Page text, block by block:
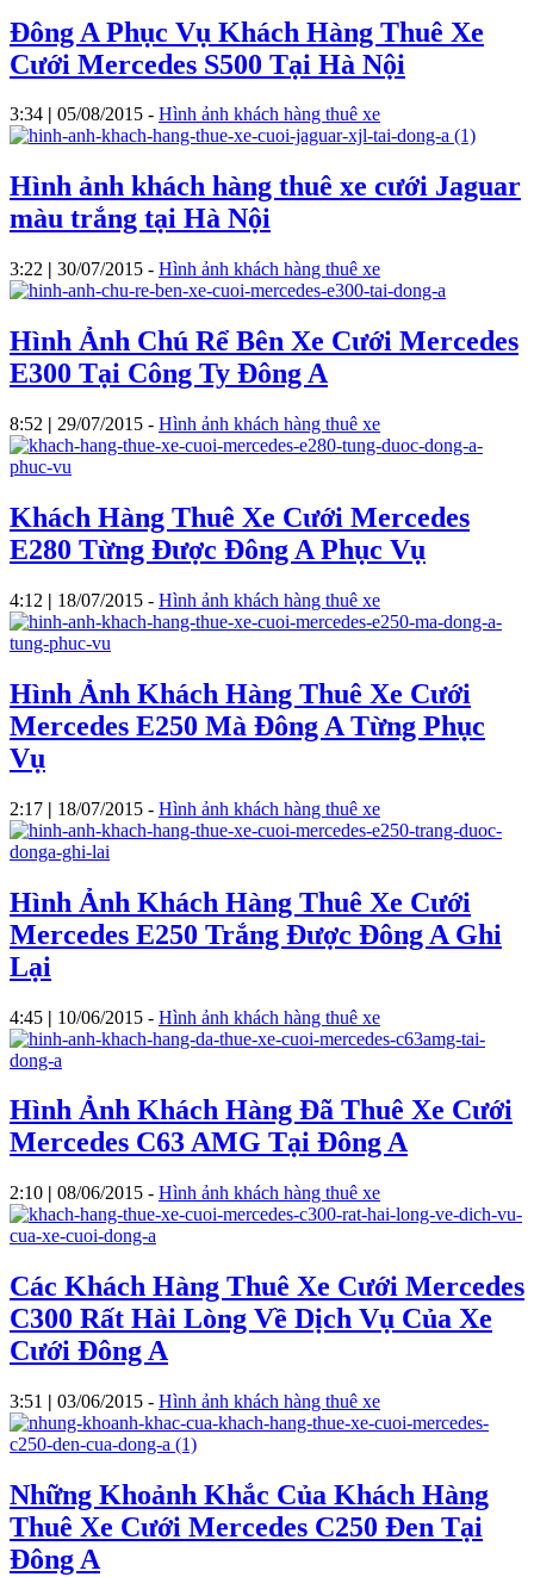
Đông A Phục Vụ Khách Hàng Thuê Xe
Cưới Mercedes S500 Tại Hà Nội
3:34 | 05/08/2015 - Hình ảnh khách hàng thuê xe
Hình ảnh khách hàng thuê xe cưới Jaguar
màu trắng tại Hà Nội
3:22 | 30/07/2015 - Hình ảnh khách hàng thuê xe
Hình Ảnh Chú Rể Bên Xe Cưới Mercedes
E300 Tại Công Ty Đông A
8:52 | 29/07/2015 - Hình ảnh khách hàng thuê xe
Khách Hàng Thuê Xe Cưới Mercedes
E280 Từng Được Đông A Phục Vụ
4:12 | 18/07/2015 - Hình ảnh khách hàng thuê xe
Hình Ảnh Khách Hàng Thuê Xe Cưới
Mercedes E250 Mà Đông A Từng Phục
Vụ
2:17 | 18/07/2015 - Hình ảnh khách hàng thuê xe
Hình Ảnh Khách Hàng Thuê Xe Cưới
Mercedes E250 Trắng Được Đông A Ghi
Lại
4:45 | 10/06/2015 - Hình ảnh khách hàng thuê xe
Hình Ảnh Khách Hàng Đã Thuê Xe Cưới
Mercedes C63 AMG Tại Đông A
2:10 | 08/06/2015 - Hình ảnh khách hàng thuê xe
Các Khách Hàng Thuê Xe Cưới Mercedes
C300 Rất Hài Lòng Về Dịch Vụ Của Xe
Cưới Đông A
3:51 | 03/06/2015 - Hình ảnh khách hàng thuê xe
Những Khoảnh Khắc Của Khách Hàng
Thuê Xe Cưới Mercedes C250 Đen Tại
Đông A